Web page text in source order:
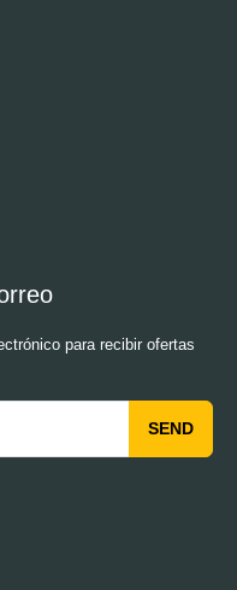
para recibir ofertas
SEND